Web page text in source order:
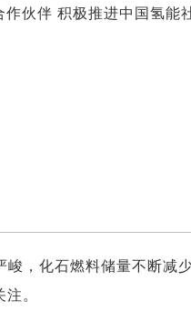
，化石燃料储量不断减
。